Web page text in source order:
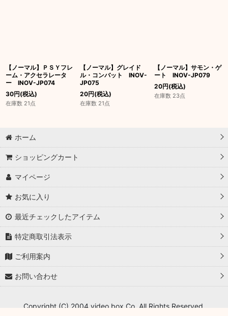
【ノーマル】ＰＳＹフレ
ーム・アクセラレータ
ー INOV-JP074
30円(税込)
在庫数 21点
【ノーマル】グレイド
ル・コンバット INOV-
JP075
20円(税込)
在庫数 21点
【ノーマル】サモン・ゲ
ート INOV-JP079
20円(税込)
在庫数 23点
ホーム
ショッピングカート
マイページ
お気に入り
最近チェックしたアイテム
特定商取引法表示
ご利用案内
お問い合わせ
Copyright (C) 2004 video box Co. All Rights Reserved.